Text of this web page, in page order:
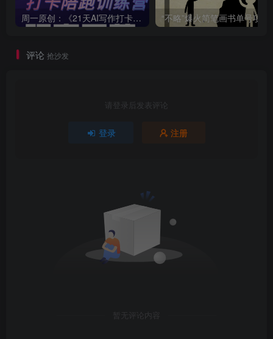
周一原创：《21天AI写作打卡陪跑训练营》全部内容讲解！（网站会员免费学习…）
评论 抢沙发
请登录后发表评论
登录 注册
暂无评论内容